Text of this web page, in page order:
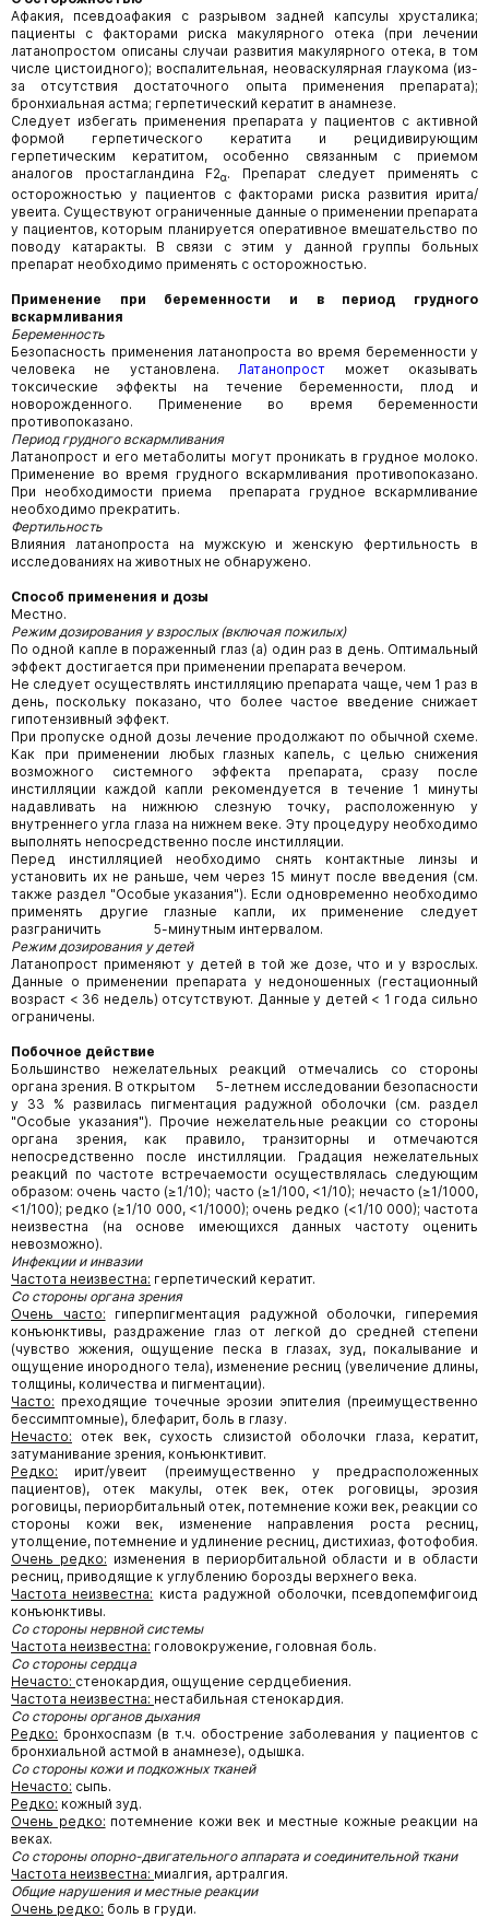
Афакия, псевдоафакия с разрывом задней капсулы хрусталика;
пациенты с факторами риска макулярного отека (при лечении
латанопростом описаны случаи развития макулярного отека, в том
числе цистоидного); воспалительная, неоваскулярная глаукома (из-
за отсутствия достаточного опыта применения препарата);
бронхиальная астма; герпетический кератит в анамнезе.
Следует избегать применения препарата у пациентов с активной
формой герпетического кератита и рецидивирующим
герпетическим кератитом, особенно связанным с приемом
аналогов простагландина F2α. Препарат следует применять с
осторожностью у пациентов с факторами риска развития ирита/
увеита. Существуют ограниченные данные о применении препарата
у пациентов, которым планируется оперативное вмешательство по
поводу катаракты. В связи с этим у данной группы больных
препарат необходимо применять с осторожностью.
Применение при беременности и в период грудного
вскармливания
Беременность
Безопасность применения латанопроста во время беременности у
человека не установлена. Латанопрост может оказывать
токсические эффекты на течение беременности, плод и
новорожденного. Применение во время беременности
противопоказано.
Период грудного вскармливания
Латанопрост и его метаболиты могут проникать в грудное молоко.
Применение во время грудного вскармливания противопоказано.
При необходимости приема препарата грудное вскармливание
необходимо прекратить.
Фертильность
Влияния латанопроста на мужскую и женскую фертильность в
исследованиях на животных не обнаружено.
Способ применения и дозы
Местно.
Режим дозирования у взрослых (включая пожилых)
По одной капле в пораженный глаз (а) один раз в день. Оптимальный
эффект достигается при применении препарата вечером.
Не следует осуществлять инстилляцию препарата чаще, чем 1 раз в
день, поскольку показано, что более частое введение снижает
гипотензивный эффект.
При пропуске одной дозы лечение продолжают по обычной схеме.
Как при применении любых глазных капель, с целью снижения
возможного системного эффекта препарата, сразу после
инстилляции каждой капли рекомендуется в течение 1 минуты
надавливать на нижнюю слезную точку, расположенную у
внутреннего угла глаза на нижнем веке. Эту процедуру необходимо
выполнять непосредственно после инстилляции.
Перед инстилляцией необходимо снять контактные линзы и
установить их не раньше, чем через 15 минут после введения (см.
также раздел "Особые указания"). Если одновременно необходимо
применять другие глазные капли, их применение следует
разграничить 5-минутным интервалом.
Режим дозирования у детей
Латанопрост применяют у детей в той же дозе, что и у взрослых.
Данные о применении препарата у недоношенных (гестационный
возраст < 36 недель) отсутствуют. Данные у детей < 1 года сильно
ограничены.
Побочное действие
Большинство нежелательных реакций отмечались со стороны
органа зрения. В открытом 5-летнем исследовании безопасности
у 33 % развилась пигментация радужной оболочки (см. раздел
"Особые указания"). Прочие нежелательные реакции со стороны
органа зрения, как правило, транзиторны и отмечаются
непосредственно после инстилляции. Градация нежелательных
реакций по частоте встречаемости осуществлялась следующим
образом: очень часто (≥1/10); часто (≥1/100, <1/10); нечасто (≥1/1000,
<1/100); редко (≥1/10 000, <1/1000); очень редко (<1/10 000); частота
неизвестна (на основе имеющихся данных частоту оценить
невозможно).
Инфекции и инвазии
Частота неизвестна: герпетический кератит.
Со стороны органа зрения
Очень часто: гиперпигментация радужной оболочки, гиперемия
конъюнктивы, раздражение глаз от легкой до средней степени
(чувство жжения, ощущение песка в глазах, зуд, покалывание и
ощущение инородного тела), изменение ресниц (увеличение длины,
толщины, количества и пигментации).
Часто: преходящие точечные эрозии эпителия (преимущественно
бессимптомные), блефарит, боль в глазу.
Нечасто: отек век, сухость слизистой оболочки глаза, кератит,
затуманивание зрения, конъюнктивит.
Редко: ирит/увеит (преимущественно у предрасположенных
пациентов), отек макулы, отек век, отек роговицы, эрозия
роговицы, периорбитальный отек, потемнение кожи век, реакции со
стороны кожи век, изменение направления роста ресниц,
утолщение, потемнение и удлинение ресниц, дистихиаз, фотофобия.
Очень редко: изменения в периорбитальной области и в области
ресниц, приводящие к углублению борозды верхнего века.
Частота неизвестна: киста радужной оболочки, псевдопемфигоид
конъюнктивы.
Со стороны нервной системы
Частота неизвестна: головокружение, головная боль.
Со стороны сердца
Нечасто: стенокардия, ощущение сердцебиения.
Частота неизвестна: нестабильная стенокардия.
Со стороны органов дыхания
Редко: бронхоспазм (в т.ч. обострение заболевания у пациентов с
бронхиальной астмой в анамнезе), одышка.
Со стороны кожи и подкожных тканей
Нечасто: сыпь.
Редко: кожный зуд.
Очень редко: потемнение кожи век и местные кожные реакции на
веках.
Со стороны опорно-двигательного аппарата и соединительной ткани
Частота неизвестна: миалгия, артралгия.
Общие нарушения и местные реакции
Очень редко: боль в груди.